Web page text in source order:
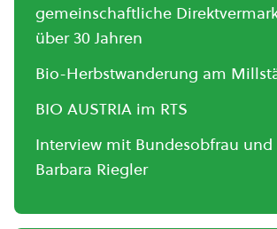
gemeinschaftliche
über 30 Jahren
Bio-Herbstwanderung am
BIO AUSTRIA im RTS
Interview mit Bundesobfrau
Barbara Riegler